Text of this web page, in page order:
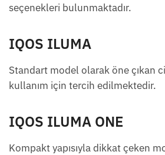
seçenekleri bulunmaktadır.
IQOS ILUMA
Standart model olarak öne çıkan
kullanım için tercih edilmektedir.
IQOS ILUMA ONE
Kompakt yapısıyla dikkat çeken